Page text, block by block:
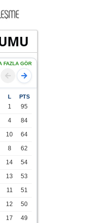
FAZLA GÖR
L PTS
1
95
4
84
10
64
8
62
14
54
13
53
11
51
12
50
17 49